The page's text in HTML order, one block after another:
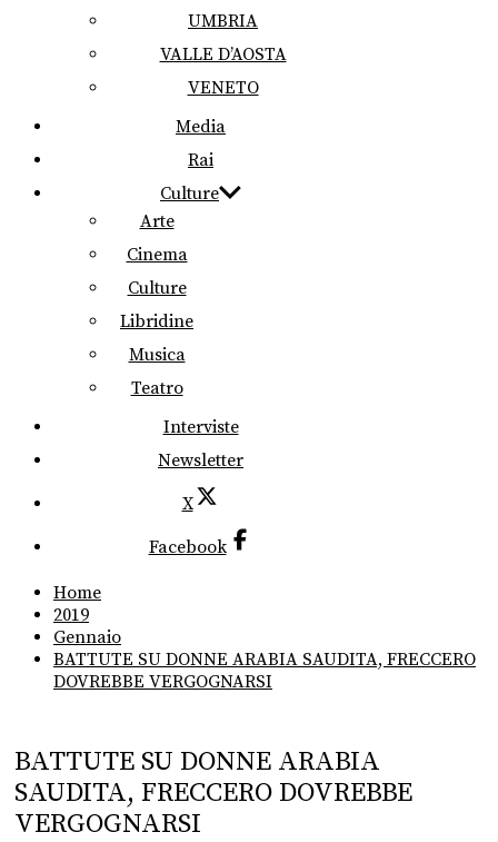
UMBRIA
VALLE D’AOSTA
VENETO
Media
Rai
Culture
Arte
Cinema
Culture
Libridine
Musica
Teatro
Interviste
Newsletter
X
Facebook
Home
2019
Gennaio
BATTUTE SU DONNE ARABIA SAUDITA, FRECCERO
DOVREBBE VERGOGNARSI
BATTUTE SU DONNE ARABIA
SAUDITA, FRECCERO DOVREBBE
VERGOGNARSI